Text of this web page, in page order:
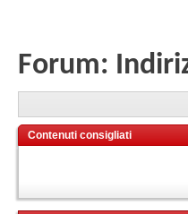
Forum:
Contenuti consigliati